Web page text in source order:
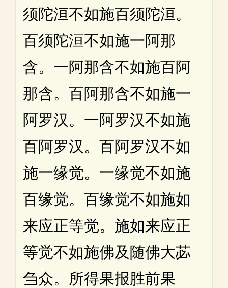
须陀洹不如施百须陀洹。
百须陀洹不如施一阿那
含。一阿那含不如施百阿
那含。百阿那含不如施一
阿罗汉。一阿罗汉不如施
百阿罗汉。百阿罗汉不如
施一缘觉。一缘觉不如施
百缘觉。百缘觉不如施如
来应正等觉。施如来应正
等觉不如施佛及随佛大苾
刍众。所得果报胜前果